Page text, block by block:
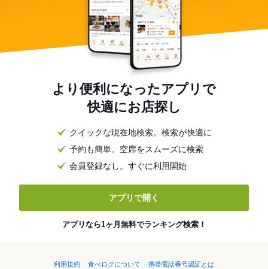
より便利になったアプリで
快適にお店探し
クイックな現在地検索。検索が快適に
予約も簡単。空席をスムーズに検索
会員登録なし。すぐに利用開始
アプリで開く
アプリなら1ヶ月無料でランキング検索！
利用規約 食べログについて 携帯電話番号認証とは